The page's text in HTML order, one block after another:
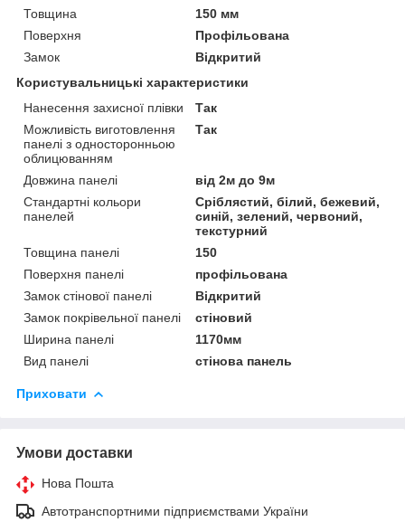
Товщина
150 мм
Поверхня
Профільована
Замок
Відкритий
Користувальницькі характеристики
Нанесення захисної плівки
Так
Можливість виготовлення
панелі з односторонньою
облицюванням
Так
Довжина панелі
від 2м до 9м
Стандартні кольори
панелей
Сріблястий, білий, бежевий,
синій, зелений, червоний,
текстурний
Товщина панелі
150
Поверхня панелі
профільована
Замок стінової панелі
Відкритий
Замок покрівельної панелі
стіновий
Ширина панелі
1170мм
Вид панелі
стінова панель
Приховати
Умови доставки
Нова Пошта
Автотранспортними підприємствами України